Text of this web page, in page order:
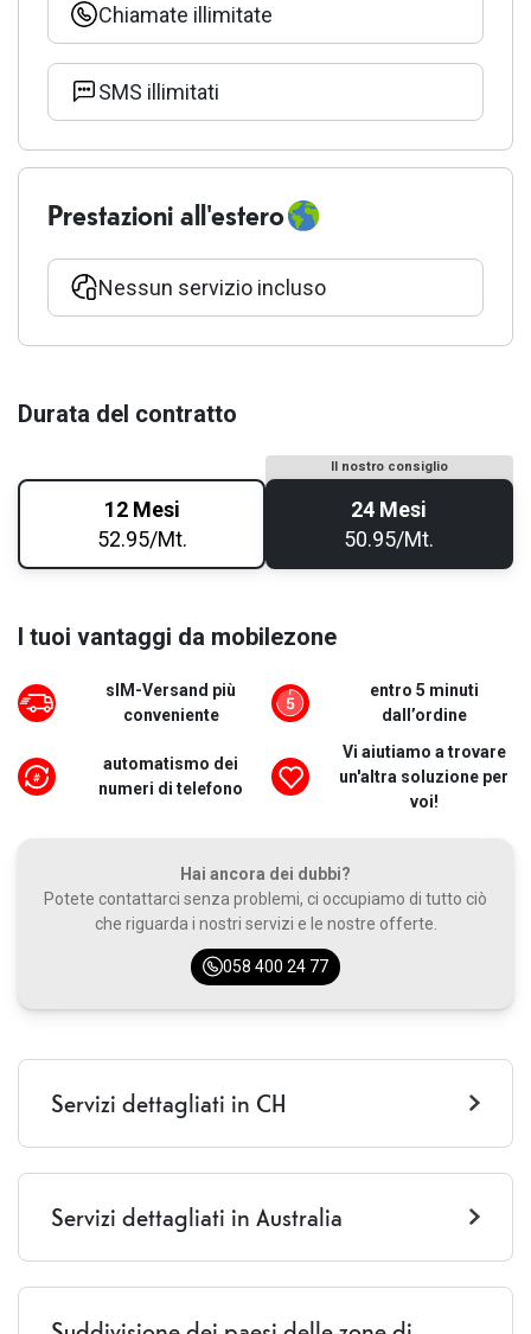
Chiamate illimitate
SMS illimitati
Prestazioni all'estero
Nessun servizio incluso
Durata del contratto
12 Mesi
52.95/Mt.
Il nostro consiglio
24 Mesi
50.95/Mt.
I tuoi vantaggi da mobilezone
sIM-Versand più
conveniente
entro 5 minuti
dall’ordine
automatismo dei
numeri di telefono
Vi aiutiamo a trovare
un'altra soluzione per
voi!
Hai ancora dei dubbi?
Potete contattarci senza problemi, ci occupiamo di tutto ciò
che riguarda i nostri servizi e le nostre offerte.
058 400 24 77
Servizi dettagliati in CH
Illimitato
SMS CH
Dati CH
10 GB Internet 5G ad alta velocità
Servizi dettagliati in Australia
Zona EUROPA: DayPass CHF 4,95/24 ore